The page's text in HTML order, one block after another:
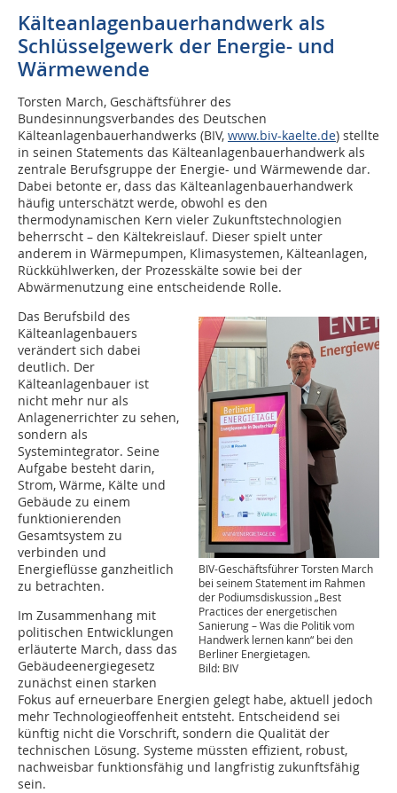
Kälteanlagenbauerhandwerk als
Schlüsselgewerk der Energie- und
Wärmewende
Torsten March, Geschäftsführer des
Bundesinnungsverbandes des Deutschen
Kälteanlagenbauerhandwerks (BIV, www.biv-kaelte.de) stellte
in seinen Statements das Kälteanlagenbauerhandwerk als
zentrale Berufsgruppe der Energie- und Wärmewende dar.
Dabei betonte er, dass das Kälteanlagenbauerhandwerk
häufig unterschätzt werde, obwohl es den
thermodynamischen Kern vieler Zukunftstechnologien
beherrscht – den Kältekreislauf. Dieser spielt unter
anderem in Wärmepumpen, Klimasystemen, Kälteanlagen,
Rückkühlwerken, der Prozesskälte sowie bei der
Abwärmenutzung eine entscheidende Rolle.
BIV-Geschäftsführer Torsten March
bei seinem Statement im Rahmen
der Podiumsdiskussion „Best
Practices der energetischen
Sanierung – Was die Politik vom
Handwerk lernen kann“ bei den
Berliner Energietagen.
Bild: BIV
Das Berufsbild des
Kälteanlagenbauers
verändert sich dabei
deutlich. Der
Kälteanlagenbauer ist
nicht mehr nur als
Anlagenerrichter zu sehen,
sondern als
Systemintegrator. Seine
Aufgabe besteht darin,
Strom, Wärme, Kälte und
Gebäude zu einem
funktionierenden
Gesamtsystem zu
verbinden und
Energieflüsse ganzheitlich
zu betrachten.
Im Zusammenhang mit
politischen Entwicklungen
erläuterte March, dass das
Gebäudeenergiegesetz
zunächst einen starken
Fokus auf erneuerbare Energien gelegt habe, aktuell jedoch
mehr Technologieoffenheit entsteht. Entscheidend sei
künftig nicht die Vorschrift, sondern die Qualität der
technischen Lösung. Systeme müssten effizient, robust,
nachweisbar funktionsfähig und langfristig zukunftsfähig
sein.